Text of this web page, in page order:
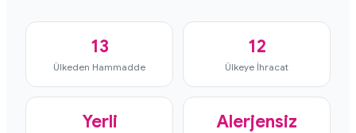
13
Ülkeden Hammadde
12
Ülkeye İhracat
Yerli Alerjensiz